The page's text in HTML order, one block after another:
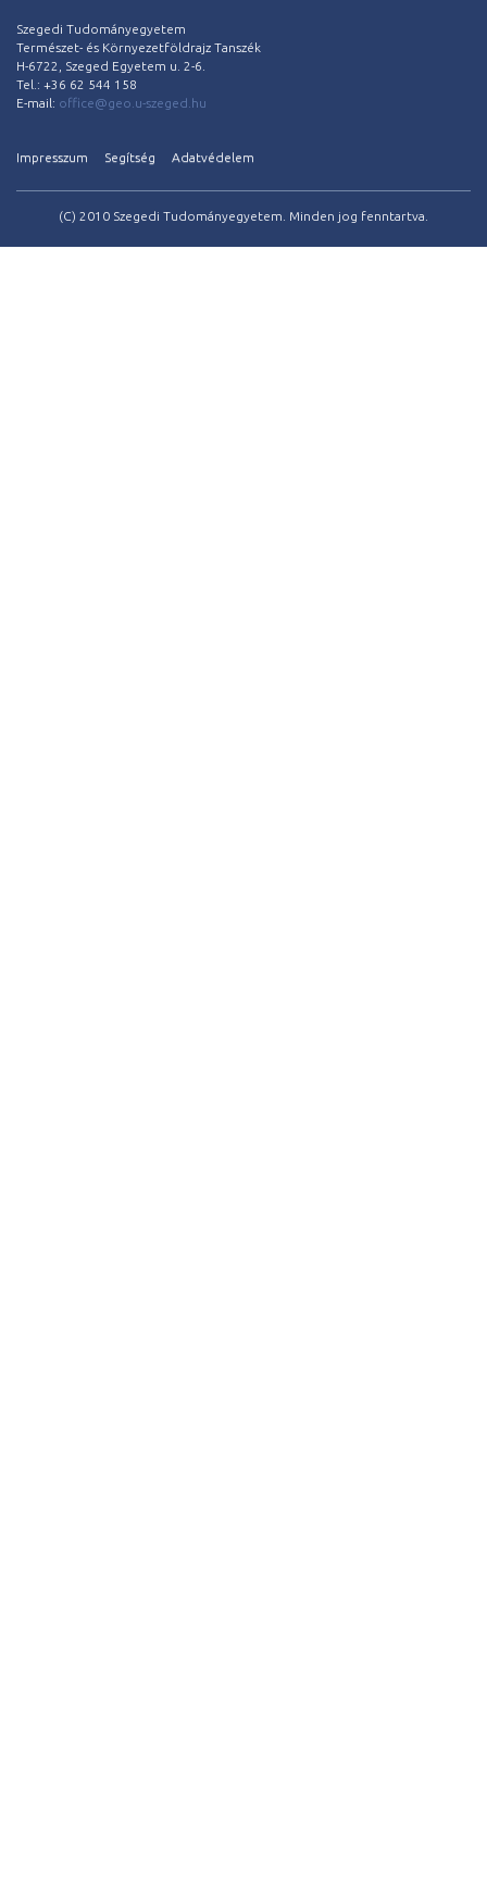
Szegedi Tudományegyetem
Természet- és Környezetföldrajz Tanszék
H-6722, Szeged Egyetem u. 2-6.
Tel.: +36 62 544 158
E-mail: office@geo.u-szeged.hu
Impresszum Segítség Adatvédelem
(C) 2010 Szegedi Tudományegyetem. Minden jog fenntartva.